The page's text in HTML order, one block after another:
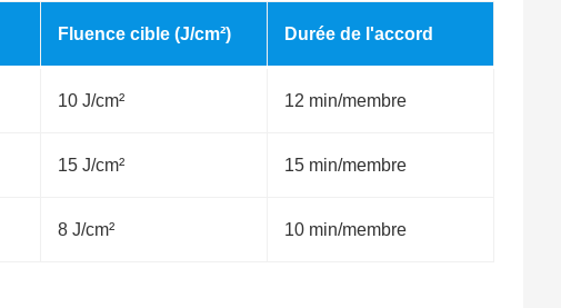
Fluence cible (J/cm²) Durée de l'accord
10 J/cm² 12 min/membre
15 J/cm² 15 min/membre
8 J/cm² 10 min/membre